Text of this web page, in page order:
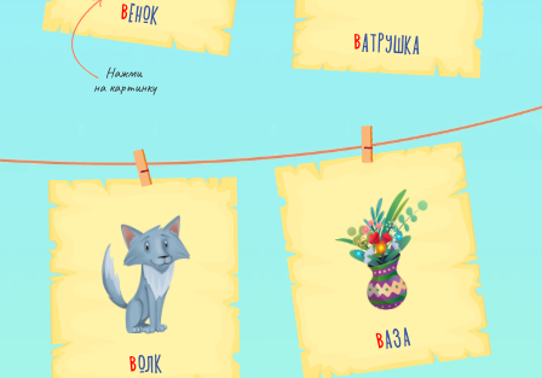
ВЕНОК
ВАТРУШКА
ВОЛК
ВАЗА
Нажми
на картинку